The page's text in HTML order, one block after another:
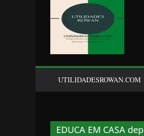
UTILIDADESROWAN.COM
EDUCA EM CASA